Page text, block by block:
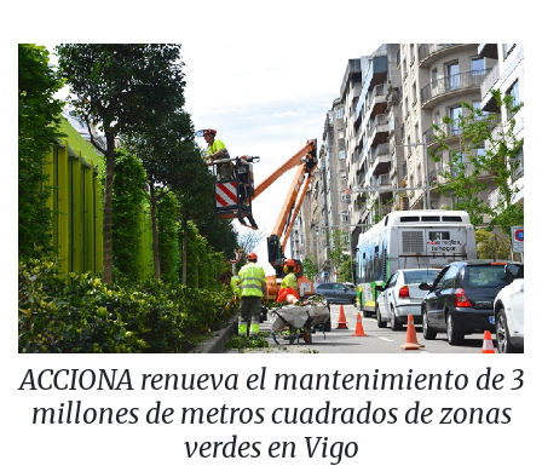
ACCIONA renueva el mantenimiento de 3
millones de metros cuadrados de zonas
verdes en Vigo